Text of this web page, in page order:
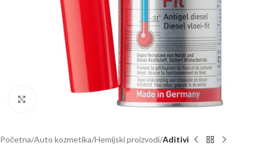
Početna Auto kozmetika Hemijski proizvodi Aditivi